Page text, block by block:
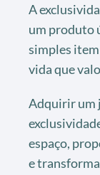
A
um produto
simples
vida que
Adquirir um
espaço,
e